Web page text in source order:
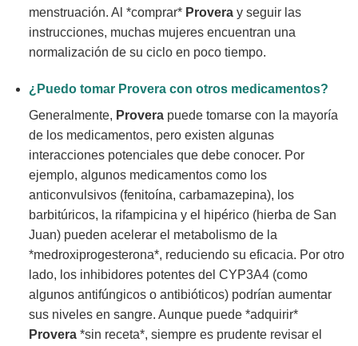
menstruación. Al *comprar* Proveray seguir las
instrucciones, muchas mujeres encuentran una
normalización de su ciclo en poco tiempo.
¿Puedo tomar Proveracon otros medicamentos?
Generalmente, Proverapuede tomarse con la mayoría
de los medicamentos, pero existen algunas
interacciones potenciales que debe conocer. Por
ejemplo, algunos medicamentos como los
anticonvulsivos (fenitoína, carbamazepina), los
barbitúricos, la rifampicina y el hipérico (hierba de San
Juan) pueden acelerar el metabolismo de la
*medroxiprogesterona*, reduciendo su eficacia. Por otro
lado, los inhibidores potentes del CYP3A4 (como
algunos antifúngicos o antibióticos) podrían aumentar
sus niveles en sangre. Aunque puede *adquirir*
Provera*sin receta*, siempre es prudente revisar el